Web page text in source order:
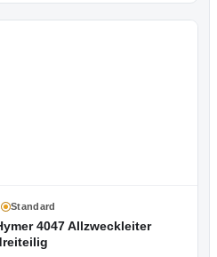
Standard
4047 Allzweckleiter